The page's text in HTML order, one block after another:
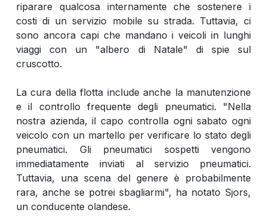
riparare qualcosa internamente che sostenere i
costi di un servizio mobile su strada. Tuttavia, ci
sono ancora capi che mandano i veicoli in lunghi
viaggi con un "albero di Natale" di spie sul
cruscotto.
La cura della flotta include anche la manutenzione
e il controllo frequente degli pneumatici. "Nella
nostra azienda, il capo controlla ogni sabato ogni
veicolo con un martello per verificare lo stato degli
pneumatici. Gli pneumatici sospetti vengono
immediatamente inviati al servizio pneumatici.
Tuttavia, una scena del genere è probabilmente
rara, anche se potrei sbagliarmi", ha notato Sjors,
un conducente olandese.